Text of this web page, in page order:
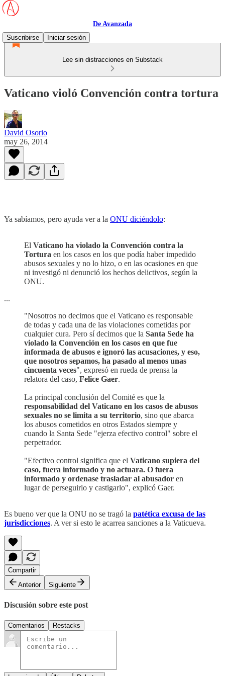
De Avanzada
Suscribirse
Iniciar sesión
Lee sin distracciones en Substack
Vaticano violó Convención contra tortura
David Osorio
may 26, 2014
Ya sabíamos, pero ayuda ver a la ONU diciéndolo:
El Vaticano ha violado la Convención contra la
Tortura en los casos en los que podía haber impedido
abusos sexuales y no lo hizo, o en las ocasiones en que
ni investigó ni denunció los hechos delictivos, según la
ONU.
...
"Nosotros no decimos que el Vaticano es responsable
de todas y cada una de las violaciones cometidas por
cualquier cura. Pero sí decimos que la Santa Sede ha
violado la Convención en los casos en que fue
informada de abusos e ignoró las acusaciones, y eso,
que nosotros sepamos, ha pasado al menos unas
cincuenta veces", expresó en rueda de prensa la
relatora del caso, Felice Gaer.
La principal conclusión del Comité es que la
responsabilidad del Vaticano en los casos de abusos
sexuales no se limita a su territorio, sino que abarca
los abusos cometidos en otros Estados siempre y
cuando la Santa Sede "ejerza efectivo control" sobre el
perpetrador.
"Efectivo control significa que el Vaticano supiera del
caso, fuera informado y no actuara. O fuera
informado y ordenase trasladar al abusador en
lugar de perseguirlo y castigarlo", explicó Gaer.
Es bueno ver que la ONU no se tragó la patética excusa de las
jurisdicciones. A ver si esto le acarrea sanciones a la Vaticueva.
Compartir
Anterior
Siguiente
Discusión sobre este post
Comentarios Restacks